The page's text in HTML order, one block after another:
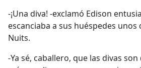
-¡Una diva! -exclamó Edison
escanciaba a sus huéspedes unos
Nuits.
-Ya sé, caballero, que las divas